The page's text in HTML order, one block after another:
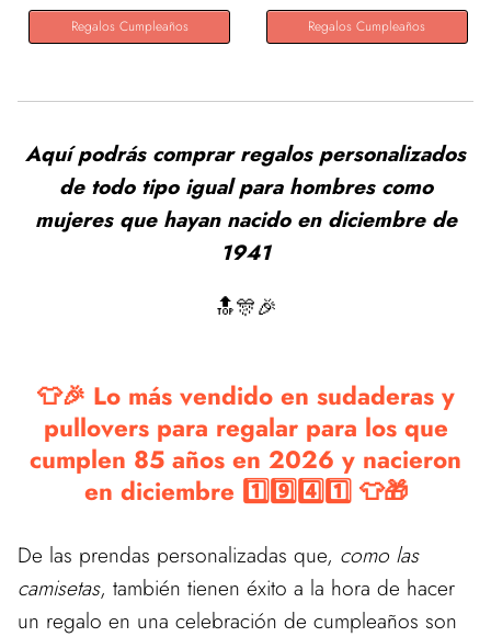
Regalos Cumpleaños Regalos Cumpleaños
Aquí podrás comprar regalos personalizados
de todo tipo igual para hombres como
mujeres que hayan nacido en diciembre de
1941
🔝🎊🎉
👕🎉 Lo más vendido en sudaderas y
pullovers para regalar para los que
cumplen 85 años en 2026 y nacieron
en diciembre 1️⃣9️⃣4️⃣1️⃣ 👕🎁
De las prendas personalizadas que, como las
camisetas, también tienen éxito a la hora de hacer
un regalo en una celebración de cumpleaños son